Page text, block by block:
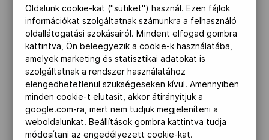
Kettőskarrier-program
NOB
Társszervezetek
Oldalunk cookie-kat ("sütiket") használ. Ezen fájlok
információkat szolgáltatnak számunkra a felhasználó
oldallátogatási szokásairól. Mindent elfogad gombra
kattintva, Ön beleegyezik a cookie-k használatába,
amelyek marketing és statisztikai adatokat is
szolgáltatnak a rendszer használatához
elengedhetetlenül szükségeseken kívül. Amennyiben
minden cookie-t elutasít, akkor átirányítjuk a
google.com-ra, mert nem tudjuk megjeleníteni a
weboldalunkat. Beállítások gombra kattintva tudja
módosítani az engedélyezett cookie-kat.